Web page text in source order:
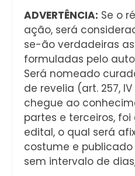
ADVERTÊNCIA: Se o
ação, será
se-ão verdadeiras
formuladas pelo
Será nomeado
de revelia (art. 257,
chegue ao
partes e terceiros,
edital, o qual será
costume e publicado
sem intervalo de